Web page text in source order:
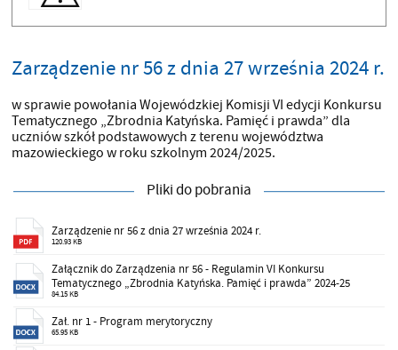
Zarządzenie nr 56 z dnia 27 września 2024 r.
w sprawie powołania Wojewódzkiej Komisji VI edycji Konkursu
Tematycznego „Zbrodnia Katyńska. Pamięć i prawda” dla
uczniów szkół podstawowych z terenu województwa
mazowieckiego w roku szkolnym 2024/2025.
Pliki do pobrania
Zarządzenie nr 56 z dnia 27 września 2024 r.
120.93 KB
Załącznik do Zarządzenia nr 56 - Regulamin VI Konkursu
Tematycznego „Zbrodnia Katyńska. Pamięć i prawda” 2024-25
84.15 KB
Zał. nr 1 - Program merytoryczny
65.95 KB